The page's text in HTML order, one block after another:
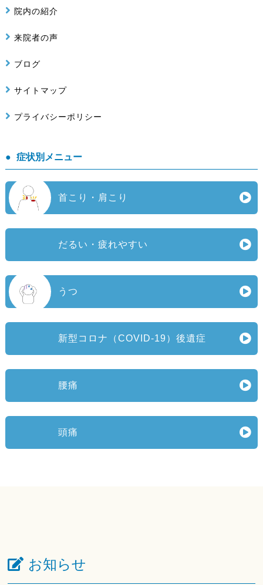
院内の紹介
来院者の声
ブログ
サイトマップ
プライバシーポリシー
症状別メニュー
首こり・肩こり
だるい・疲れやすい
うつ
新型コロナ（COVID‑19）後遺症
腰痛
頭痛
お知らせ